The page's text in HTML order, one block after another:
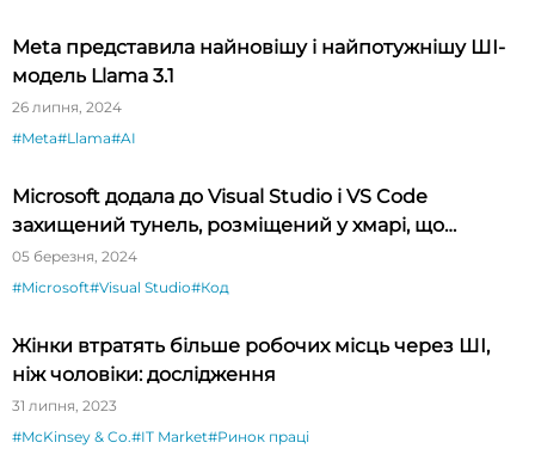
Meta представила найновішу і найпотужнішу ШІ-
модель Llama 3.1
26 липня, 2024
#Meta#Llama#AI
Microsoft додала до Visual Studio і VS Code
захищений тунель, розміщений у хмарі, що
спрощує тестування API
05 березня, 2024
#Microsoft#Visual Studio#Код
Жінки втратять більше робочих місць через ШІ,
ніж чоловіки: дослідження
31 липня, 2023
#McKinsey & Co.#IT Market#Ринок праці